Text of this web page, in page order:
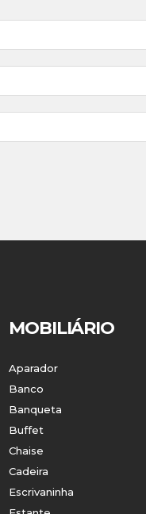
MOBILIÁRIO
Aparador
Banco
Banqueta
Buffet
Chaise
Cadeira
Escrivaninha